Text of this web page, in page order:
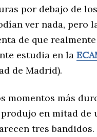
por debajo de
ver nada, pero
de que
estudia en la
de Madrid).
momentos más
en mitad de
tres